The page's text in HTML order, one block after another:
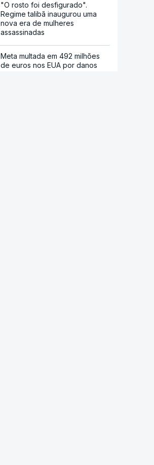
"O rosto foi desfigurado".
Regime talibã inaugurou uma
nova era de mulheres
assassinadas
Meta multada em 492 milhões
de euros nos EUA por danos